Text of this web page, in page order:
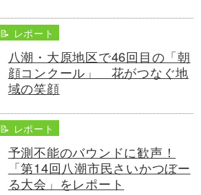
📝 レポート
八潮・大原地区で46回目の「朝
顔コンクール」 花がつなぐ地
域の笑顔
📝 レポート
予測不能のバウンドに歓声！
「第14回八潮市民さいかつぼー
る大会」をレポート